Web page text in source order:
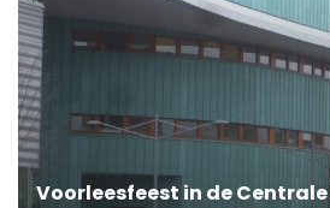
Voorleesfeest in de